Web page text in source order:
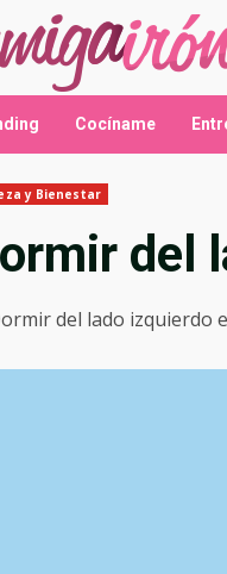
Cocíname
y Bienestar
del
del lado izquierdo